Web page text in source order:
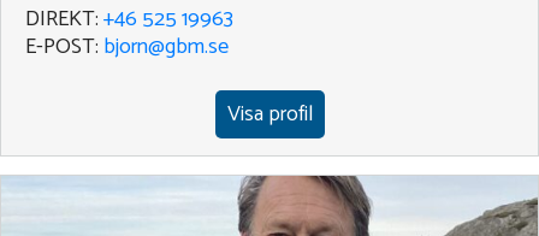
DIREKT:+46 525 19963
E-POST: bjorn@gbm.se
Visa profil